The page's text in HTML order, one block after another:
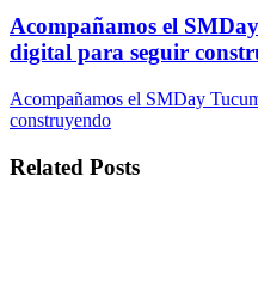
Acompañamos el
digital para seguir
Acompañamos el SMDay
construyendo
Related Posts